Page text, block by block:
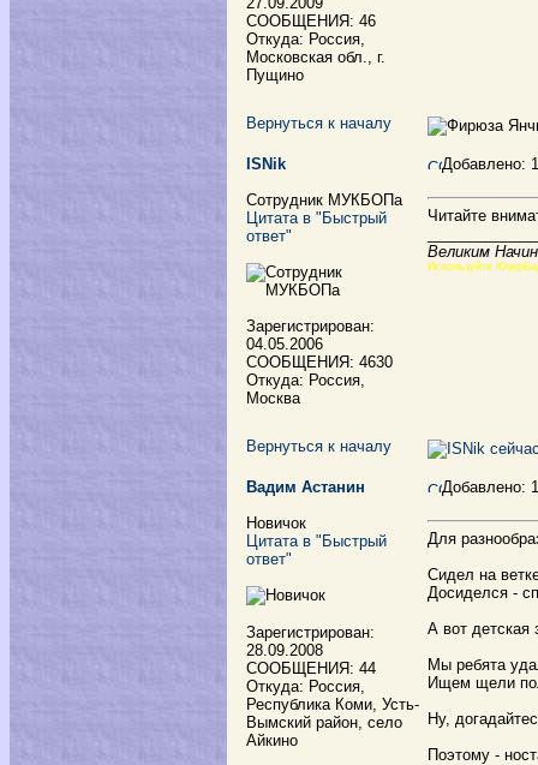
СООБЩЕНИЯ: 46
Откуда: Россия,
Московская обл., г.
Пущино
Вернуться к началу
ISNik
Сотрудник МУКБОПа
Цитата в "Быстрый
ответ"
Зарегистрирован:
04.05.2006
СООБЩЕНИЯ: 4630
Откуда: Россия,
Москва
Добавлено: 1
Читайте
Великим
Используйте
Вернуться к началу
Вадим Астанин
Новичок
Цитата в "Быстрый
ответ"
Зарегистрирован:
28.09.2008
СООБЩЕНИЯ: 44
Откуда: Россия,
Республика Коми, Усть-
Вымский район, село
Айкино
Добавлено: 1
Для
Сидел на
Досиделся -
А вот детская
Мы ребята
Ищем щели
Ну,
Поэтому -